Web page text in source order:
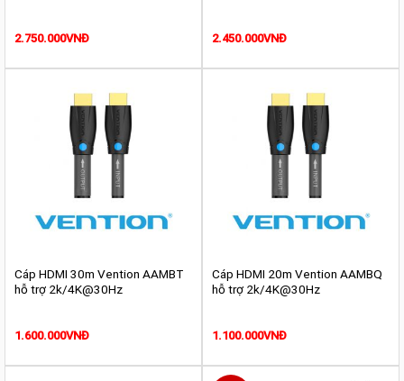
2.750.000VNĐ 2.450.000VNĐ
Cáp HDMI 30m Vention AAMBT
hỗ trợ 2k/4K@30Hz
1.600.000VNĐ
Cáp HDMI 20m Vention AAMBQ
hỗ trợ 2k/4K@30Hz
1.100.000VNĐ